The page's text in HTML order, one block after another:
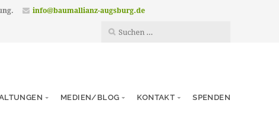
info@baumallianz-augsburg.de
MEDIEN/BLOG KONTAKT SPENDEN